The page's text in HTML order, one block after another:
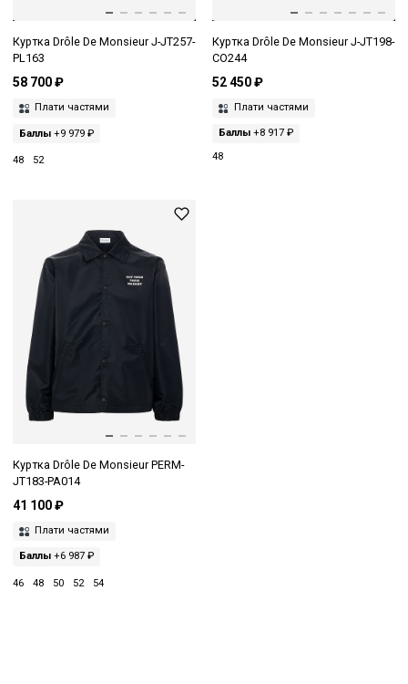
Куртка Drôle De Monsieur J-JT257-
PL163
58 700 ₽
Плати частями
Баллы +9 979 ₽
48 52
Куртка Drôle De Monsieur J-JT198-
CO244
52 450 ₽
Плати частями
Баллы+8 917 ₽
48
Куртка Drôle De Monsieur PERM-
JT183-PA014
41 100 ₽
Плати частями
Баллы +6 987 ₽
46 48 50 52 54